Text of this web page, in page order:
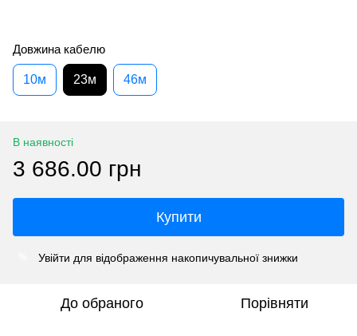
Довжина кабелю
10м 23м 46м
В наявності
3 686.00 грн
Купити
Увійти для відображення накопичувальної знижки
До обраного Порівняти